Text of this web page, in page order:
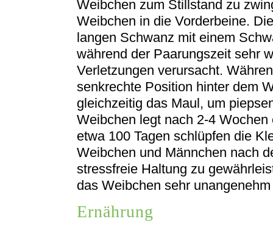
Weibchen zum Stillstand zu
Weibchen in die Vorderbeine.
langen Schwanz mit einem
während der Paarungszeit sehr
Verletzungen verursacht.
senkrechte Position hinter dem
gleichzeitig das Maul, um
Weibchen legt nach 2-4
etwa 100 Tagen schlüpfen die
Weibchen und Männchen nach
stressfreie Haltung zu
das Weibchen sehr
Ernährung